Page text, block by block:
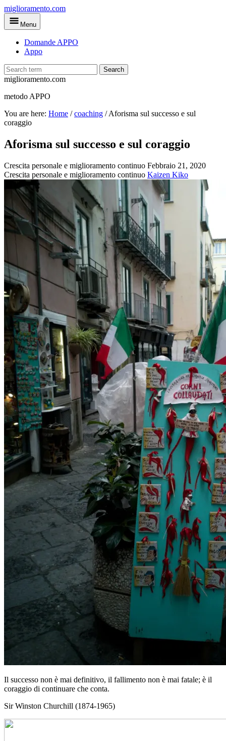
Skip
to
main
miglioramento.com
Menu
Domande APPO
Appo
Search
miglioramento.com
metodo APPO
You are here: Home /coaching /Aforisma sul successo e sul
coraggio
Aforisma sul successo e sul coraggio
Crescita personale e miglioramento continuo Febbraio 21, 2020
Crescita personale e miglioramento continuo Kaizen Kiko
Il successo non è mai definitivo, il fallimento non è mai fatale; è il
coraggio di continuare che conta.
Sir Winston Churchill (1874-1965)